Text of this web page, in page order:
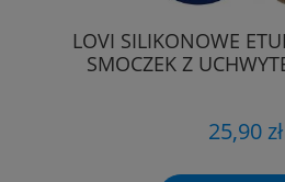
LOVI SILIKONOWE
SMOCZEK Z
25,90 zł